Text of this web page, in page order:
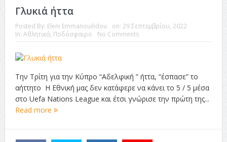
Γλυκιά ήττα
Posted By: Eleni Emmanouilidou on: 29 Σεπτεμβρίου, 2022
In: Αθλητικά, Ποδόσφαιρο No Comments
Την Τρίτη για την Κύπρο “Αδελφική ” ήττα, “έσπασε” το
αήττητο Η Εθνική μας δεν κατάφερε να κάνει το 5 / 5 μέσα
στο Uefa Nations League και έτσι γνώρισε την πρώτη της...
Read more